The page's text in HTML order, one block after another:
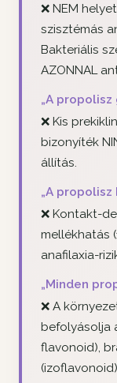
❌ NEM
szisztémás
Bakteriális
AZONNAL
„A
❌ Kis
bizonyíték
állítás.
„A
❌ Kontakt-
mellékhatás
anafilaxia-
„Minden
❌ A
befolyásolja
flavonoid),